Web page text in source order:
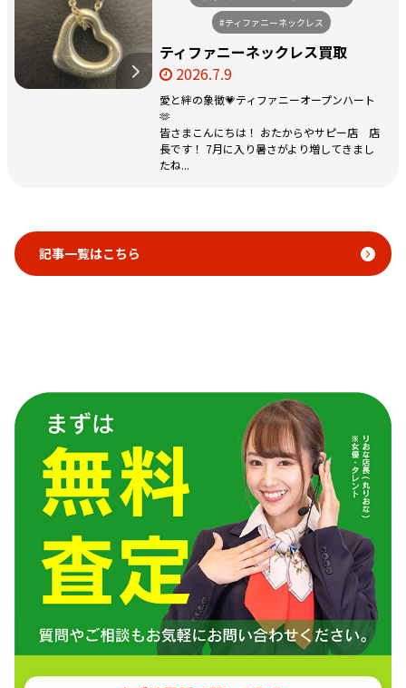
#ティファニーネックレス
ティファニーネックレス買取
2026.7.9
愛と絆の象徴💗ティファニーオープンハート
🫶
皆さまこんにちは！ おたからやサピー店 店
長です！ 7月に入り暑さがより増してきまし
たね...
記事一覧はこちら